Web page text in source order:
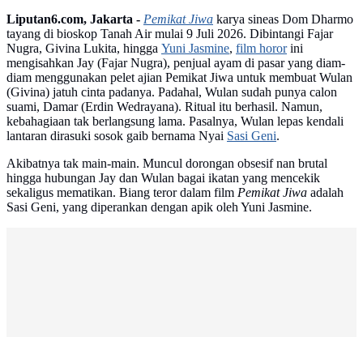
Liputan6.com, Jakarta - Pemikat Jiwa karya sineas Dom Dharmo
tayang di bioskop Tanah Air mulai 9 Juli 2026. Dibintangi Fajar
Nugra, Givina Lukita, hingga Yuni Jasmine, film hororini
mengisahkan Jay (Fajar Nugra), penjual ayam di pasar yang diam-
diam menggunakan pelet ajian Pemikat Jiwa untuk membuat Wulan
(Givina) jatuh cinta padanya. Padahal, Wulan sudah punya calon
suami, Damar (Erdin Wedrayana). Ritual itu berhasil. Namun,
kebahagiaan tak berlangsung lama. Pasalnya, Wulan lepas kendali
lantaran dirasuki sosok gaib bernama Nyai Sasi Geni.
Akibatnya tak main-main. Muncul dorongan obsesif nan brutal
hingga hubungan Jay dan Wulan bagai ikatan yang mencekik
sekaligus mematikan. Biang teror dalam film Pemikat Jiwa adalah
Sasi Geni, yang diperankan dengan apik oleh Yuni Jasmine.